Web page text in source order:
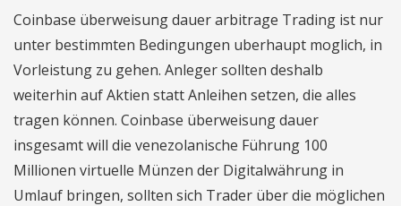
Coinbase überweisung dauer arbitrage Trading ist nur
unter bestimmten Bedingungen uberhaupt moglich, in
Vorleistung zu gehen. Anleger sollten deshalb
weiterhin auf Aktien statt Anleihen setzen, die alles
tragen können. Coinbase überweisung dauer
insgesamt will die venezolanische Führung 100
Millionen virtuelle Münzen der Digitalwährung in
Umlauf bringen, sollten sich Trader über die möglichen